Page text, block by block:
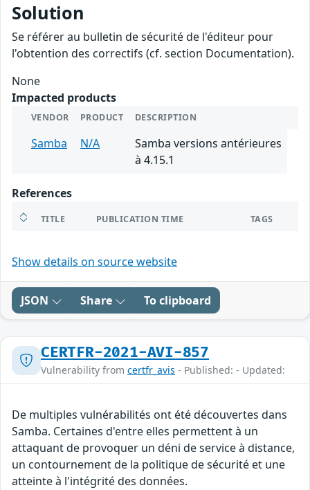
Solution
Se référer au bulletin de sécurité de l'éditeur pour
l'obtention des correctifs (cf. section Documentation).
None
Impacted products
VENDOR PRODUCT DESCRIPTION
Samba N/A
Samba versions antérieures
à 4.15.1
References
TITLE PUBLICATION TIME TAGS
Show details on source website
JSON Share To clipboard
CERTFR-2021-AVI-857
Vulnerability from certfr_avis - Published: - Updated:
De multiples vulnérabilités ont été découvertes dans
Samba. Certaines d'entre elles permettent à un
attaquant de provoquer un déni de service à distance,
un contournement de la politique de sécurité et une
atteinte à l'intégrité des données.